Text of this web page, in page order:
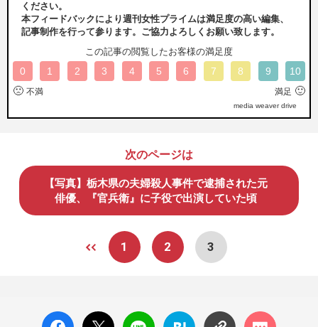
ください。
本フィードバックにより週刊女性プライムは満足度の高い編集、
記事制作を行って参ります。ご協力よろしくお願い致します。
この記事の閲覧したお客様の満足度
0 1 2 3 4 5 6 7 8 9 10
🙁 不満 満足 🙂
media weaver drive
次のページは
【写真】栃木県の夫婦殺人事件で逮捕された元
俳優、『官兵衛』に子役で出演していた頃
1 2 3
facebo
X ポス
LINE
はてな
コメン